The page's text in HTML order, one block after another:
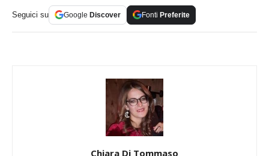
Seguici su Google Discover Fonti Preferite
Chiara Di Tommaso